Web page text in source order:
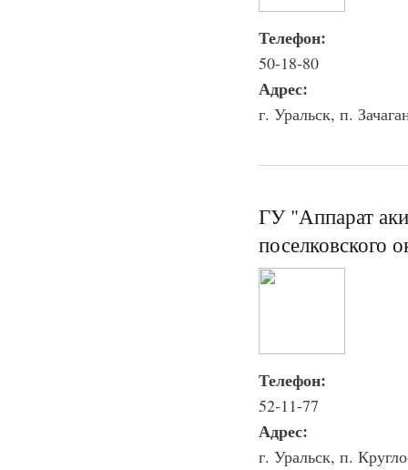
Телефон:
50-18-80
Адрес:
г. Уральск, п.
ГУ "Аппарат
поселковского
Телефон:
52-11-77
Адрес:
г. Уральск, п.